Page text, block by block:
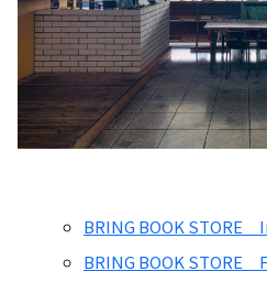
BRING BOOK STORE
BRING BOOK STORE